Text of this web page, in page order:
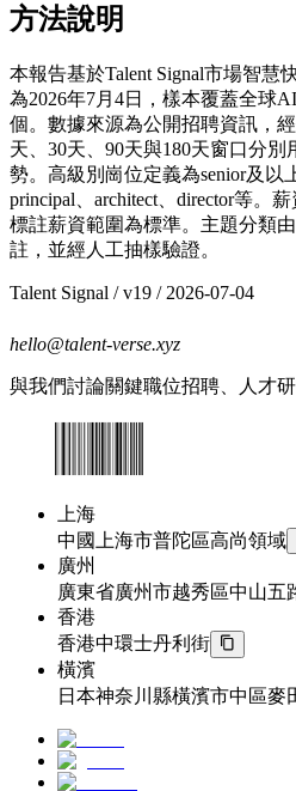
方法說明
本報告基於Talent Signal市場智慧
為2026年7月4日，樣本覆蓋全球
個。數據來源為公開招聘資訊，
天、30天、90天與180天窗口分
勢。高級別崗位定義為senior及以
principal、architect、director等。
標註薪資範圍為標準。主題分類
註，並經人工抽樣驗證。
Talent Signal / v19 / 2026-07-04
hello@talent-verse.xyz
與我們討論關鍵職位招聘、人才
上海
中國上海市普陀區高尚領域
廣州
廣東省廣州市越秀區中山五
香港
香港中環士丹利街
橫濱
日本神奈川縣橫濱市中區麥